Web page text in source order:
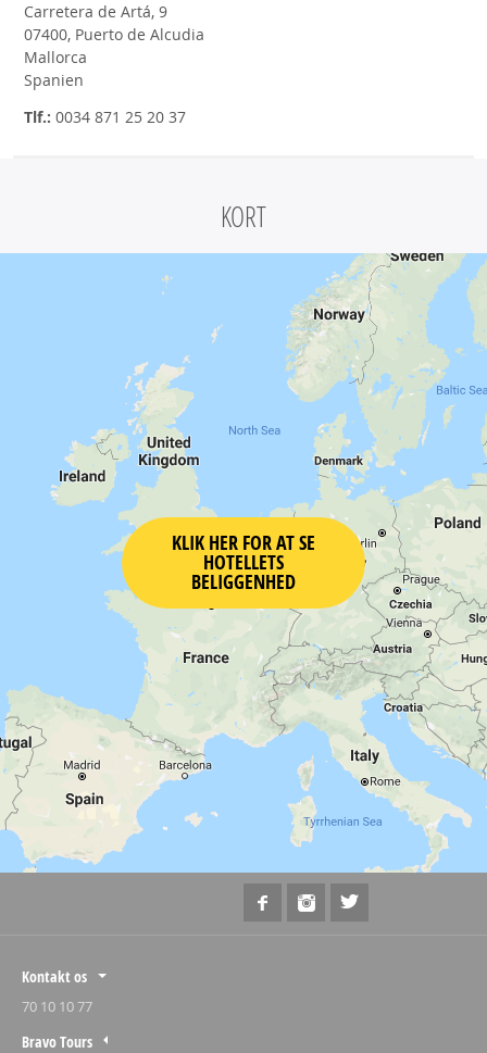
Carretera de Artá, 9
07400, Puerto de Alcudia
Mallorca
Spanien
Tlf.: 0034 871 25 20 37
KORT
KLIK HER FOR AT SE
HOTELLETS
BELIGGENHED
Kontakt os
70 10 10 77
Bravo Tours